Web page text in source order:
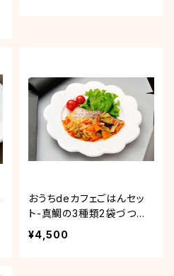
おうちdeカフェごはんセッ
ト-真鯛の3種類2袋づつ詰
合せセット
¥4,500